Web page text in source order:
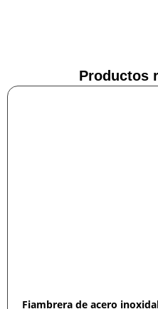
Productos
Fiambrera de acero